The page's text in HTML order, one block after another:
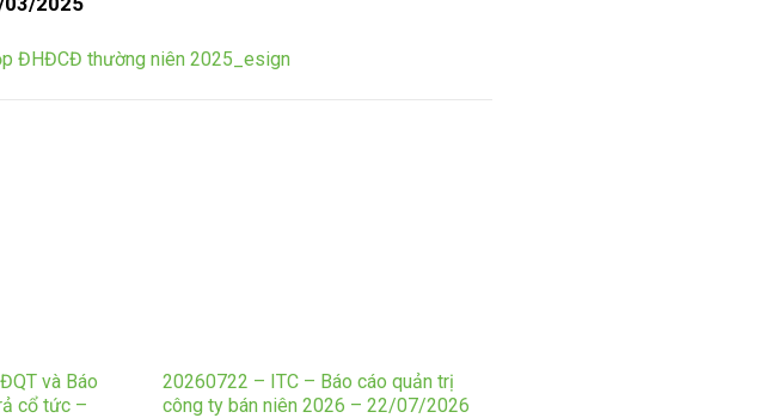
ĐHĐCĐ thường niên 2025_esign
và Báo
cổ tức –
20260722 – ITC – Báo cáo quản trị
công ty bán niên 2026 – 22/07/2026